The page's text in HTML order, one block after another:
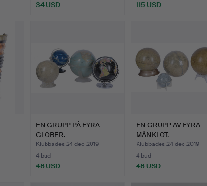
34 USD 115 USD
EN GRUPP PÅ FYRA
GLOBER.
Klubbades 24 dec 2019
4 bud
48 USD
EN GRUPP AV FYRA
MÅNKLOT.
Klubbades 24 dec 2019
4 bud
48 USD